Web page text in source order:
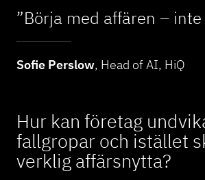
”Börja med affären –
Sofie Perslow, Head of AI, HiQ
Hur kan företag
fallgropar och istället
verklig affärsnytta?